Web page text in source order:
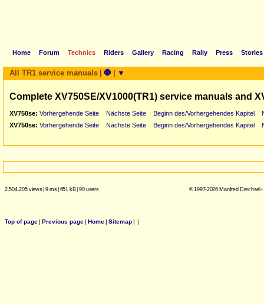
Home Forum Technics Riders Gallery Racing Rally Press Stories
All TR1 service manuals 🛑 ▼
Complete XV750SE/XV1000(TR1) service manuals and
XV750se: Vorhergehende Seite Nächste Seite Beginn des/Vorhergehendes Kapitel
XV750se: Vorhergehende Seite Nächste Seite Beginn des/Vorhergehendes Kapitel
2.504.205 views| 9 ms| 651 kB| 90 users © 1997-2026 Manfred Drechsel
Top of page| Previous page| Home| Sitemap| |